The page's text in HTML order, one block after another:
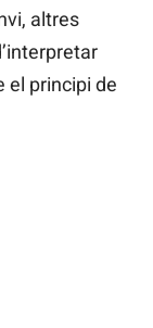
altres
el principi de